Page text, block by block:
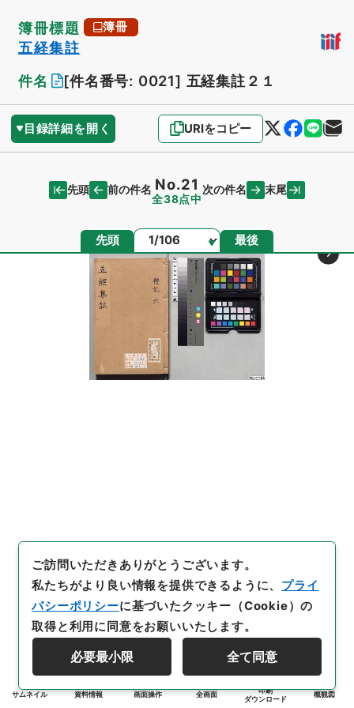
簿冊標題 簿冊
五経集註
件名
[件名番号: 0021] 五経集註２１
目録詳細を開く URIをコピー
先頭 前の件名 No.21
全38点中
次の件名 末尾
先頭 ページ 最後
サムネイル 資料情報 画面操作 全画面
印刷
ダウンロード
概観図
ご訪問いただきありがとうございます。
私たちがより良い情報を提供できるように、 プライ
バシーポリシーに基づいたクッキー（Cookie）の
取得と利用に同意をお願いいたします。
必要最小限 全て同意